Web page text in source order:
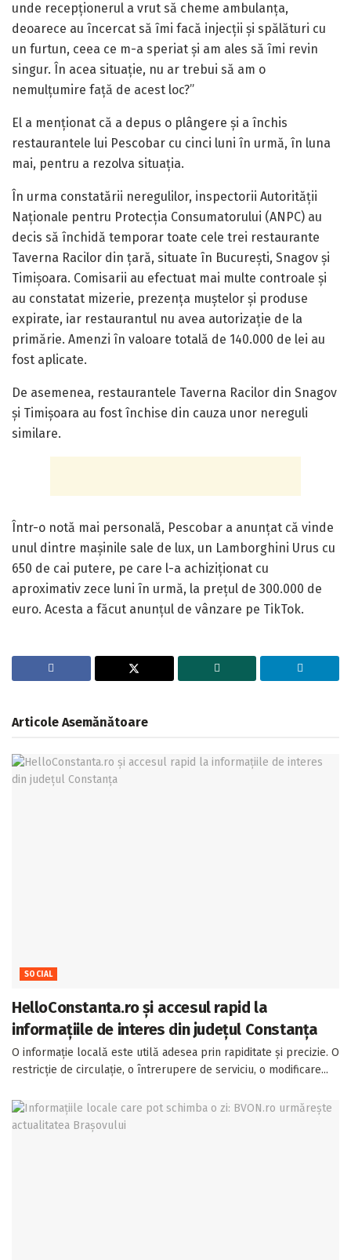
unde recepționerul a vrut să cheme ambulanța,
deoarece au încercat să îmi facă injecții și spălături cu
un furtun, ceea ce m-a speriat și am ales să îmi revin
singur. În acea situație, nu ar trebui să am o
nemulțumire față de acest loc?”
El a menționat că a depus o plângere și a închis
restaurantele lui Pescobar cu cinci luni în urmă, în luna
mai, pentru a rezolva situația.
În urma constatării neregulilor, inspectorii Autorității
Naționale pentru Protecția Consumatorului (ANPC) au
decis să închidă temporar toate cele trei restaurante
Taverna Racilor din țară, situate în București, Snagov și
Timișoara. Comisarii au efectuat mai multe controale și
au constatat mizerie, prezența muștelor și produse
expirate, iar restaurantul nu avea autorizație de la
primărie. Amenzi în valoare totală de 140.000 de lei au
fost aplicate.
De asemenea, restaurantele Taverna Racilor din Snagov
și Timișoara au fost închise din cauza unor nereguli
similare.
Într-o notă mai personală, Pescobar a anunțat că vinde
unul dintre mașinile sale de lux, un Lamborghini Urus cu
650 de cai putere, pe care l-a achiziționat cu
aproximativ zece luni în urmă, la prețul de 300.000 de
euro. Acesta a făcut anunțul de vânzare pe TikTok.
Articole Asemănătoare
SOCIAL
HelloConstanta.ro și accesul rapid la
informațiile de interes din județul Constanța
O informație locală este utilă adesea prin rapiditate și precizie. O
restricție de circulație, o întrerupere de serviciu, o modificare...